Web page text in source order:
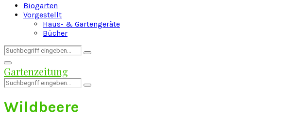
Biogarten
Vorgestellt
Haus- & Gartengeräte
Bücher
Search
for:
Search
Facebook
Twitter
Instagram
Pinterest
Youtube
Snapchat
Primary
Menu
Gartenzeitung
Search
for:
Search
Wildbeere